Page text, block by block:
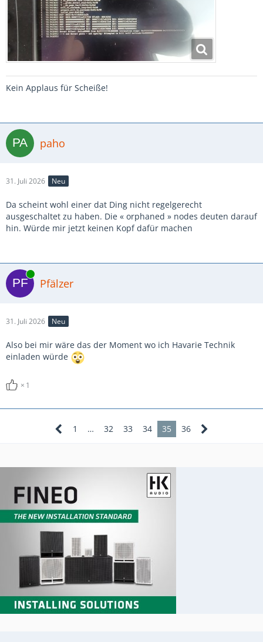
Kein Applaus für Scheiße!
paho
31. Juli 2026 Neu
Da scheint wohl einer dat Ding nicht regelgerecht
ausgeschaltet zu haben. Die « orphaned » nodes deuten darauf
hin. Würde mir jetzt keinen Kopf dafür machen
Online
Pfälzer
31. Juli 2026 Neu
Also bei mir wäre das der Moment wo ich Havarie Technik
einladen würde
1
1 … 32 33 34 35 36